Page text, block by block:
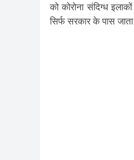
को कोरोना संदिग्ध
सिर्फ सरकार के पास